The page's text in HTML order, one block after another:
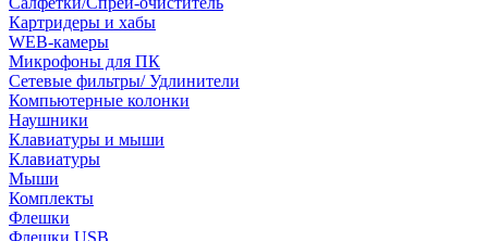
Картридеры и хабы
WEB-камеры
Микрофоны для ПК
Сетевые фильтры/ Удлинители
Компьютерные колонки
Наушники
Клавиатуры и мыши
Клавиатуры
Мыши
Комплекты
Флешки
Флешки USB